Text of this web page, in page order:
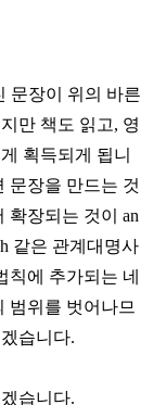
문장이 위의 바른
만 책도 읽고, 영
획득되게 됩니
문장을 만드는 것
확장되는 것이
an
같은 관계대명사
칙에 추가되는 네
범위를 벗어나므
습니다.
습니다.